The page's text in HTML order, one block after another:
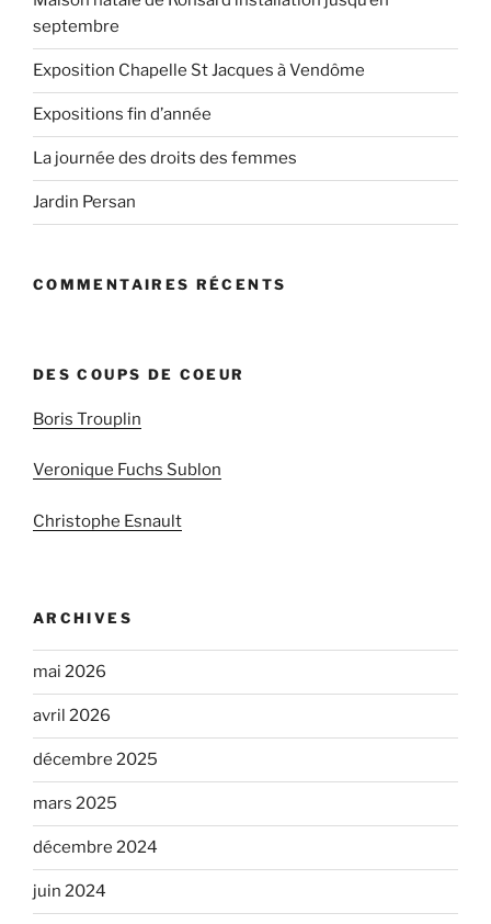
septembre
Exposition Chapelle St Jacques à Vendôme
Expositions fin d’année
La journée des droits des femmes
Jardin Persan
COMMENTAIRES RÉCENTS
DES COUPS DE COEUR
Boris Trouplin
Veronique Fuchs Sublon
Christophe Esnault
ARCHIVES
mai 2026
avril 2026
décembre 2025
mars 2025
décembre 2024
juin 2024